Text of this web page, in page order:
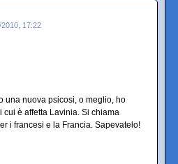
17:22
una nuova psicosi, o meglio, ho
è affetta Lavinia. Si chiama
i francesi e la Francia. Sapevatelo!